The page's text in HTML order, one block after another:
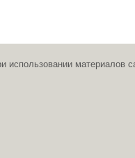
использовании материалов